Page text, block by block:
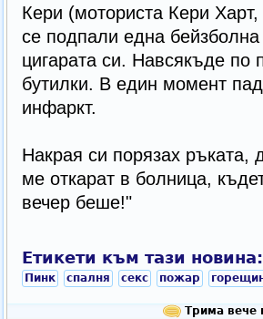
Кери (моториста Кери
се подпали една
цигарата си. Навсякъде по
бутилки. В един момент
инфаркт.
Накрая си порязах ръката,
ме откарат в болница,
вечер беше!"
Етикети към тази новина:
Пинк спалня секс пожар
Трима вече